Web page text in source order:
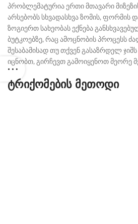
პრობლემატურია ერთი მთავარი
არსებობს სხვადასხვა ზომის, ფორმის
ზოგიერთ სახეობას ექნება
ბუტკოებზე, რაც ამოცნობის პროცესს
შესაბამისად თუ თქვენ გასაზრდელ
იცნობთ, გირჩევთ გამოიყენოთ მეორე
ტრიქომების მეთოდი